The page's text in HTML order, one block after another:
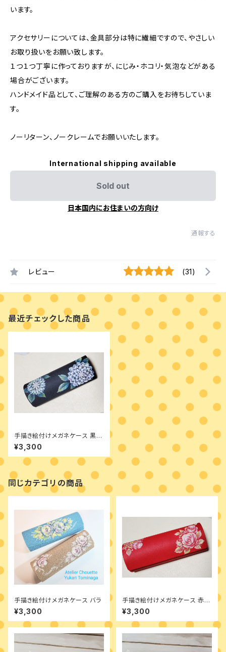
います。
アクセサリーについては、金具部分は特に繊細ですので、やさしい
お取り扱いをお願い致します。
１つ１つ丁寧に作っておりますが、にじみ・ホコリ・気泡などがある
場合がございます。
ハンドメイド品として、ご理解のある方のご購入をお待ちしていま
す。
ノーリターン、ノークレームでお願いいたします。
International shipping available
Sold out
日本国内にお住まいの方向け
通報する
レビュー (31)
最近チェックした商品
手描き絵付けメガネケース 黒
ダリア
¥3,300
同じカテゴリの商品
手描き絵付けメガネケース バラ
¥3,300
手描き絵付けメガネケース 赤
バラ
¥3,300